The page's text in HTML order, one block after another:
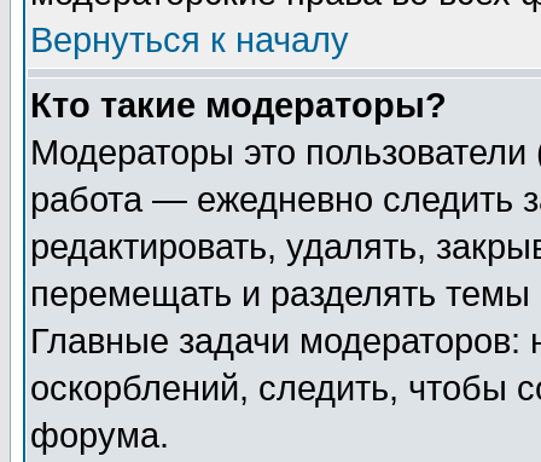
Вернуться к началу
Кто такие модераторы?
Модераторы это
работа — ежедневно следить
редактировать, удалять,
перемещать и разделять
Главные задачи
оскорблений, следить, чтобы
форума.